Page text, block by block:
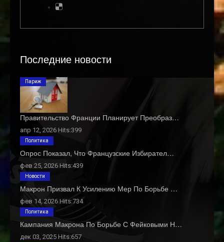
Последние новости
Правительство Франции Планирует Преобраз…
апр 12, 2026 Hits:399
Париж
Опрос Показал, Что Французские Избирател…
фев 25, 2026 Hits:439
Политика
Макрон Призвал К Усилению Мер По Борьбе …
фев 14, 2026 Hits:734
Новости
Кампания Макрона По Борьбе С Фейковыми Н…
дек 03, 2025 Hits:657
Политика